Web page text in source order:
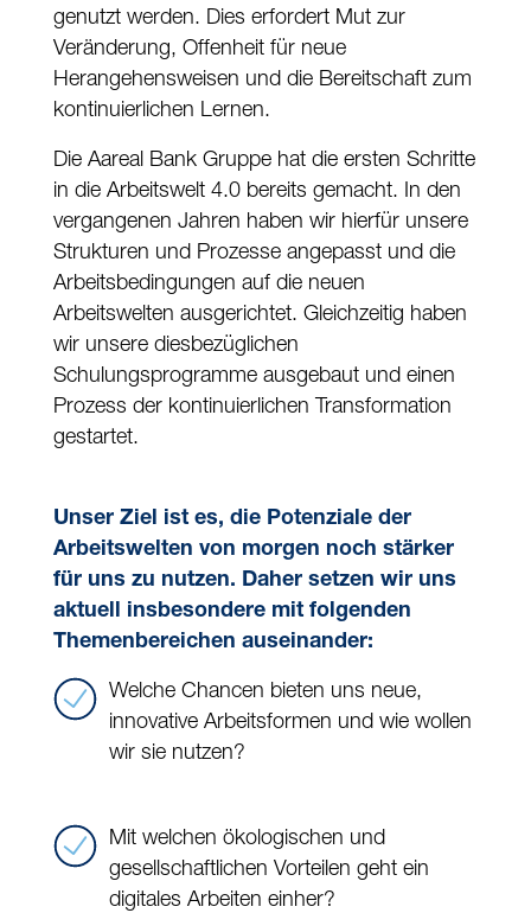
genutzt werden. Dies erfordert Mut zur
Veränderung, Offenheit für neue
Herangehensweisen und die Bereitschaft zum
kontinuierlichen Lernen.
Die Aareal Bank Gruppe hat die ersten Schritte
in die Arbeitswelt 4.0 bereits gemacht. In den
vergangenen Jahren haben wir hierfür unsere
Strukturen und Prozesse angepasst und die
Arbeitsbedingungen auf die neuen
Arbeitswelten ausgerichtet. Gleichzeitig haben
wir unsere diesbezüglichen
Schulungsprogramme ausgebaut und einen
Prozess der kontinuierlichen Transformation
gestartet.
Unser Ziel ist es, die Potenziale der
Arbeitswelten von morgen noch stärker
für uns zu nutzen. Daher setzen wir uns
aktuell insbesondere mit folgenden
Themenbereichen auseinander:
Welche Chancen bieten uns neue,
innovative Arbeitsformen und wie wollen
wir sie nutzen?
Mit welchen ökologischen und
gesellschaftlichen Vorteilen geht ein
digitales Arbeiten einher?